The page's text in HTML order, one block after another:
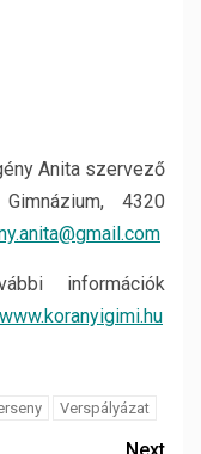
Anita szervező
4320
információk
www.koranyigimi.hu
Verspályázat